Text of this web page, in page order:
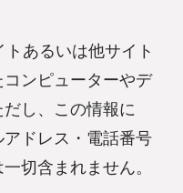
あるいは他サイト
ンピューターやデ
し、この情報に
ドレス・電話番号
切含まれません。